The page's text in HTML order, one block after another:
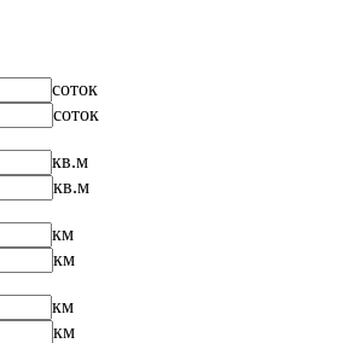
соток
соток
кв.м
кв.м
км
км
км
км